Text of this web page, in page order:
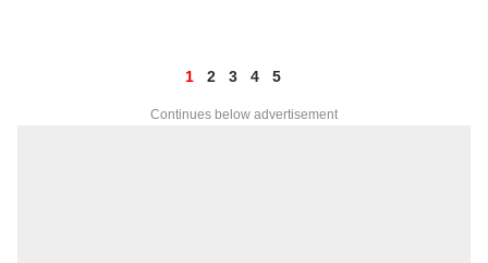
1 2 3 4 5
Continues below advertisement